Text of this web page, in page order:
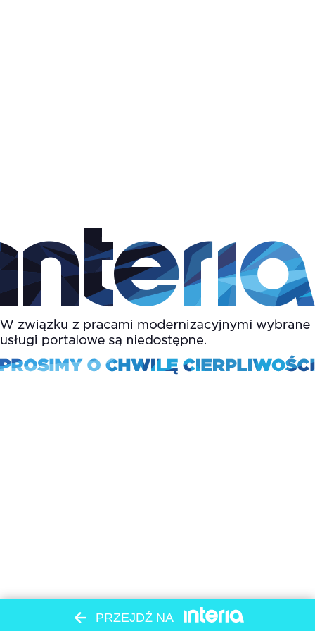
PRZEJDŹ NA